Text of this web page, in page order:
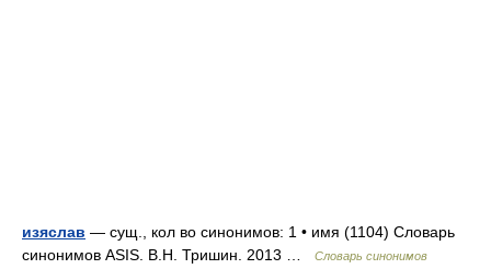
изяслав — сущ., кол во синонимов: 1 • имя (1104) Словарь
синонимов ASIS. В.Н. Тришин. 2013 …
Словарь синонимов